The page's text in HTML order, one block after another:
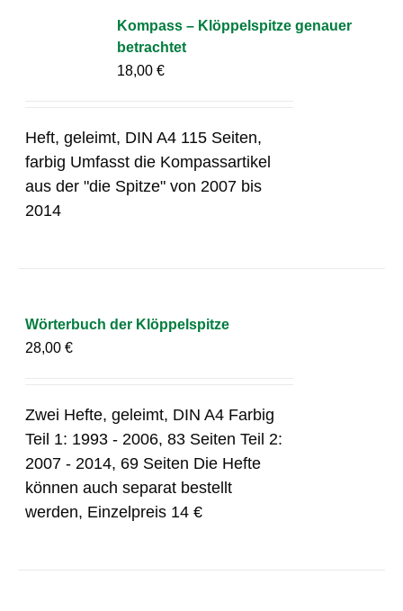
Kompass – Klöppelspitze genauer
betrachtet
18,00€
Heft, geleimt, DIN A4 115 Seiten,
farbig Umfasst die Kompassartikel
aus der "die Spitze" von 2007 bis
2014
Wörterbuch der Klöppelspitze
28,00€
Zwei Hefte, geleimt, DIN A4 Farbig
Teil 1: 1993 - 2006, 83 Seiten Teil 2:
2007 - 2014, 69 Seiten Die Hefte
können auch separat bestellt
werden, Einzelpreis 14 €